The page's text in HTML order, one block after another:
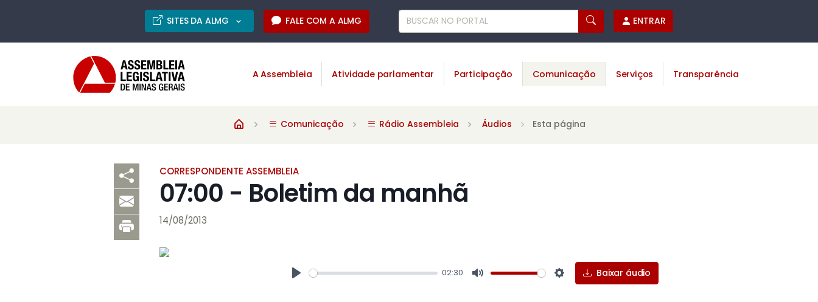
SITES DA ALMG FALE COM A ALMG ENTRAR
A Assembleia Atividade parlamentar Participação Comunicação Serviços Transparência
Comunicação Rádio Assembleia Áudios Esta página
CORRESPONDENTE ASSEMBLEIA
07:00 - Boletim da manhã
14/08/2013
02:30
Settings
Baixar áudio